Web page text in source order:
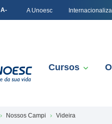
A- A Unoesc
Cursos
Nossos Campi Videira